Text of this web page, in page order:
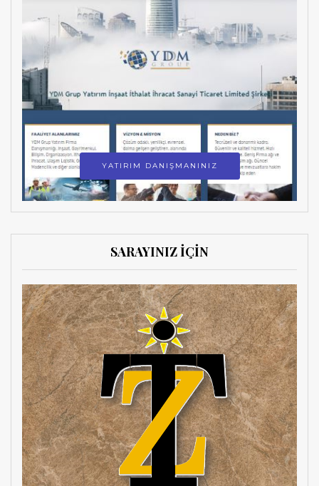
YATIRIM DANIŞMANINIZ
SARAYINIZ İÇİN